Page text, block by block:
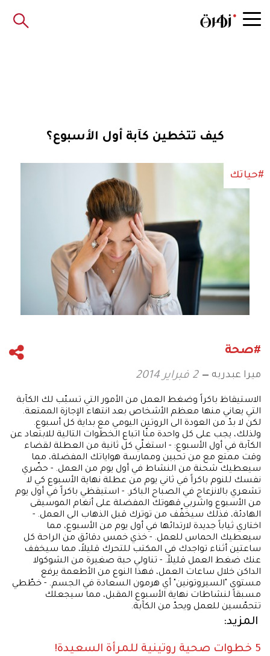
كيف تتخطين كآبة أول الأسبوع؟
#حياتك
#صحة
ميرا عبدربه 2 فبراير 2014
الاستيقاظ باكراً وضغط العمل من الأمور التي تسبّب لك الكآبة
التي يعاني منها معظم الأشخاص بعد انتهاء الإجازة الممتعة.
لكن لا بدّ من العودة الى الروتين اليومي مع بداية كل أسبوع.
ولذلك، يجب على كل واحدة منّا اتباع الخطوات التالية للابتعاد عن
الكآبة في أول الأسبوع: - استغلّي كل ثانية من العطلة لقضاء
وقت ممتع مع من تحبين وممارسة هواياتك المفضلة، مما
سيعطيك شحنة من النشاط في أول يوم من العمل. - حضّري
نفسك للنوم باكراً في ثاني يوم من عطلة نهاية الأسبوع كي لا
تشعري بالانزعاج في الصباح الباكر. - استيقظي باكراً في أول يوم
من الأسبوع واشربي قهوتك المفضلة على أنغام الموسيقى
الهادئة، فذلك سيخفّف من توترك قبل الذهاب الى العمل. -
اختاري ثياباً جديدة لارتدائها في أول يوم من الأسبوع، مما
سيعطيك الحماس للعمل. - خذي خمس دقائق من الراحة كل
ساعتين أثناء تواجدك في المكتب للتحرك قليلاً، مما سيخفف
عنك ضغط العمل قليلاً. - تناولي حبة صغيرة من الشوكولا
الداكن خلال ساعات العمل، فهذا النوع من الأطعمة يرفع
مستوى "السيروتونين" أي هرمون السعادة في الجسم. - خطّطي
مسبقاً لنشاطات نهاية الأسبوع المقبل، مما سيجعلك
تتحمّسين للعمل ويحدّ من الكآبة.
المزيد:
5 خطوات صحية روتينية للمرأة السعيدة!